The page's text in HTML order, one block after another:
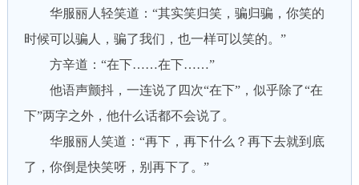
华服丽人轻笑道：“其实笑归笑，骗归骗，你笑的
时候可以骗人，骗了我们，也一样可以笑的。”
方辛道：“在下……在下……”
他语声颤抖，一连说了四次“在下”，似乎除了“在
下”两字之外，他什么话都不会说了。
华服丽人笑道：“再下，再下什么？再下去就到底
了，你倒是快笑呀，别再下了。”